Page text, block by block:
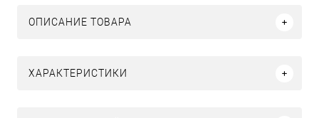
ОПИСАНИЕ ТОВАРА
ХАРАКТЕРИСТИКИ